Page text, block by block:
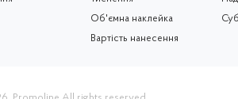
Об'ємна наклейка
Вартість нанесення